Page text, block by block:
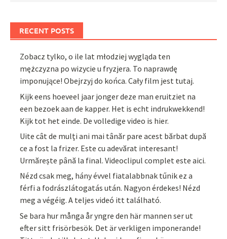
RECENT POSTS
Zobacz tylko, o ile lat młodziej wygląda ten
mężczyzna po wizycie u fryzjera. To naprawdę
imponujące! Obejrzyj do końca. Cały film jest tutaj.
Kijk eens hoeveel jaar jonger deze man eruitziet na
een bezoek aan de kapper. Het is echt indrukwekkend!
Kijk tot het einde. De volledige video is hier.
Uite cât de mulți ani mai tânăr pare acest bărbat după
ce a fost la frizer. Este cu adevărat interesant!
Urmărește până la final. Videoclipul complet este aici.
Nézd csak meg, hány évvel fiatalabbnak tűnik ez a
férfi a fodrászlátogatás után. Nagyon érdekes! Nézd
meg a végéig. A teljes videó itt található.
Se bara hur många år yngre den här mannen ser ut
efter sitt frisörbesök. Det är verkligen imponerande!